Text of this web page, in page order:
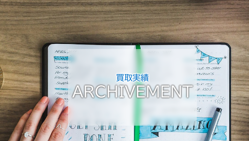
買取実績
ARCHIVEMENT